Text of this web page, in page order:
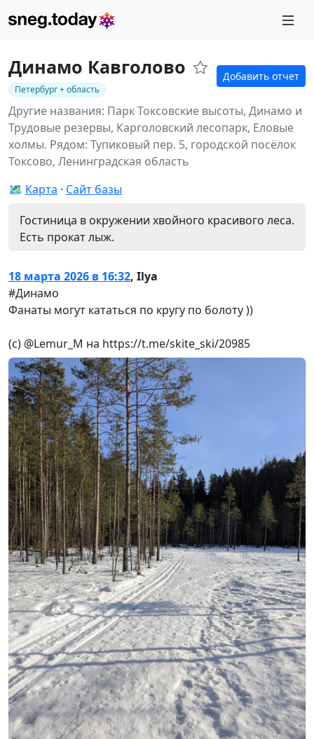
Динамо Кавголово
Петербург + область
Добавить отчет
Другие названия: Парк Токсовские высоты, Динамо и
Трудовые резервы, Карголовский лесопарк, Еловые
холмы. Рядом: Тупиковый пер. 5, городской посёлок
Токсово, Ленинградская область
🗺️ Карта
Сайт базы
Гостиница в окружении хвойного красивого леса.
Есть прокат лыж.
18 марта 2026 в 16:32, Ilya
#Динамо
Фанаты могут кататься по кругу по болоту ))
(с) @Lemur_M на https://t.me/skite_ski/20985